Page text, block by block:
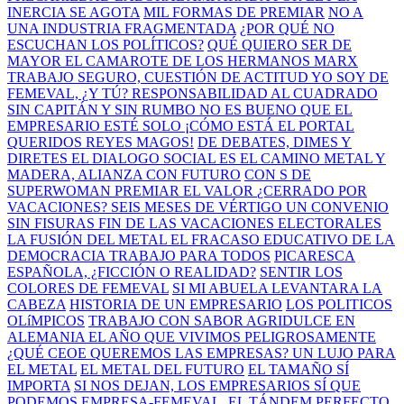
INERCIA SE AGOTA MIL FORMAS DE PREMIAR NO A
UNA INDUSTRIA FRAGMENTADA ¿POR QUÉ NO
ESCUCHAN LOS POLÍTICOS? QUÉ QUIERO SER DE
MAYOR EL CAMAROTE DE LOS HERMANOS MARX
TRABAJO SEGURO, CUESTIÓN DE ACTITUD YO SOY DE
FEMEVAL, ¿Y TÚ? RESPONSABILIDAD AL CUADRADO
SIN CAPITÁN Y SIN RUMBO NO ES BUENO QUE EL
EMPRESARIO ESTÉ SOLO ¡CÓMO ESTÁ EL PORTAL
QUERIDOS REYES MAGOS! DE DEBATES, DIMES Y
DIRETES EL DIALOGO SOCIAL ES EL CAMINO METAL Y
MADERA, ALIANZA CON FUTURO CON S DE
SUPERWOMAN PREMIAR EL VALOR ¿CERRADO POR
VACACIONES? SEIS MESES DE VÉRTIGO UN CONVENIO
SIN FISURAS FIN DE LAS VACACIONES ELECTORALES
LA FUSIÓN DEL METAL EL FRACASO EDUCATIVO DE LA
DEMOCRACIA TRABAJO PARA TODOS PICARESCA
ESPAÑOLA, ¿FICCIÓN O REALIDAD? SENTIR LOS
COLORES DE FEMEVAL SI MI ABUELA LEVANTARA LA
CABEZA HISTORIA DE UN EMPRESARIO LOS POLITICOS
OLíMPICOS TRABAJO CON SABOR AGRIDULCE EN
ALEMANIA EL AÑO QUE VIVIMOS PELIGROSAMENTE
¿QUÉ CEOE QUEREMOS LAS EMPRESAS? UN LUJO PARA
EL METAL EL METAL DEL FUTURO EL TAMAÑO SÍ
IMPORTA SI NOS DEJAN, LOS EMPRESARIOS SÍ QUE